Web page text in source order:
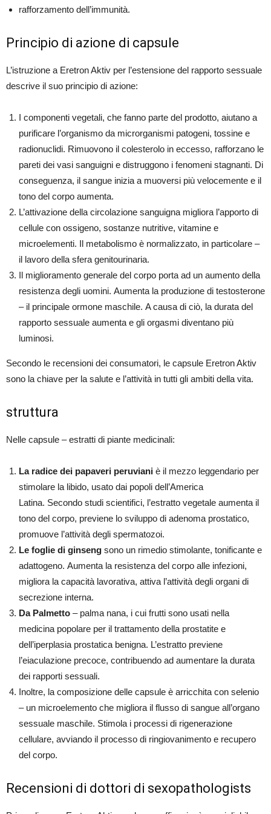
rafforzamento dell’immunità.
Principio di azione di capsule
L’istruzione a Eretron Aktiv per l’estensione del rapporto sessuale
descrive il suo principio di azione:
I componenti vegetali, che fanno parte del prodotto, aiutano a
purificare l’organismo da microrganismi patogeni, tossine e
radionuclidi. Rimuovono il colesterolo in eccesso, rafforzano le
pareti dei vasi sanguigni e distruggono i fenomeni stagnanti. Di
conseguenza, il sangue inizia a muoversi più velocemente e il
tono del corpo aumenta.
L’attivazione della circolazione sanguigna migliora l’apporto di
cellule con ossigeno, sostanze nutritive, vitamine e
microelementi. Il metabolismo è normalizzato, in particolare –
il lavoro della sfera genitourinaria.
Il miglioramento generale del corpo porta ad un aumento della
resistenza degli uomini. Aumenta la produzione di testosterone
– il principale ormone maschile. A causa di ciò, la durata del
rapporto sessuale aumenta e gli orgasmi diventano più
luminosi.
Secondo le recensioni dei consumatori, le capsule Eretron Aktiv
sono la chiave per la salute e l’attività in tutti gli ambiti della vita.
struttura
Nelle capsule – estratti di piante medicinali:
La radice dei papaveri peruviani è il mezzo leggendario per
stimolare la libido, usato dai popoli dell’America
Latina. Secondo studi scientifici, l’estratto vegetale aumenta il
tono del corpo, previene lo sviluppo di adenoma prostatico,
promuove l’attività degli spermatozoi.
Le foglie di ginseng sono un rimedio stimolante, tonificante e
adattogeno. Aumenta la resistenza del corpo alle infezioni,
migliora la capacità lavorativa, attiva l’attività degli organi di
secrezione interna.
Da Palmetto – palma nana, i cui frutti sono usati nella
medicina popolare per il trattamento della prostatite e
dell’iperplasia prostatica benigna. L’estratto previene
l’eiaculazione precoce, contribuendo ad aumentare la durata
dei rapporti sessuali.
Inoltre, la composizione delle capsule è arricchita con selenio
– un microelemento che migliora il flusso di sangue all’organo
sessuale maschile. Stimola i processi di rigenerazione
cellulare, avviando il processo di ringiovanimento e recupero
del corpo.
Recensioni di dottori di sexopathologists